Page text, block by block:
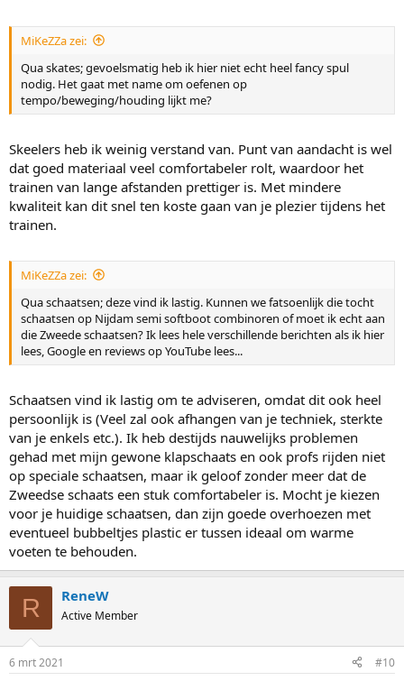
MiKeZZa zei:
Qua skates; gevoelsmatig heb ik hier niet echt heel fancy spul
nodig. Het gaat met name om oefenen op
tempo/beweging/houding lijkt me?
Skeelers heb ik weinig verstand van. Punt van aandacht is wel
dat goed materiaal veel comfortabeler rolt, waardoor het
trainen van lange afstanden prettiger is. Met mindere
kwaliteit kan dit snel ten koste gaan van je plezier tijdens het
trainen.
MiKeZZa zei:
Qua schaatsen; deze vind ik lastig. Kunnen we fatsoenlijk die tocht
schaatsen op Nijdam semi softboot combinoren of moet ik echt aan
die Zweede schaatsen? Ik lees hele verschillende berichten als ik hier
lees, Google en reviews op YouTube lees...
Schaatsen vind ik lastig om te adviseren, omdat dit ook heel
persoonlijk is (Veel zal ook afhangen van je techniek, sterkte
van je enkels etc.). Ik heb destijds nauwelijks problemen
gehad met mijn gewone klapschaats en ook profs rijden niet
op speciale schaatsen, maar ik geloof zonder meer dat de
Zweedse schaats een stuk comfortabeler is. Mocht je kiezen
voor je huidige schaatsen, dan zijn goede overhoezen met
eventueel bubbeltjes plastic er tussen ideaal om warme
voeten te behouden.
R ReneW
Active Member
6 mrt 2021 #10